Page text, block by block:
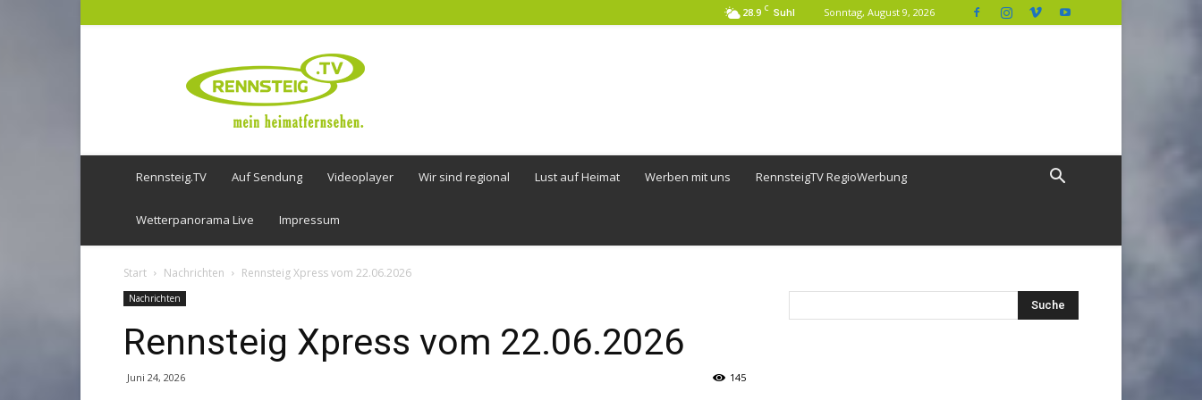
28.9 C Suhl Sonntag, August 9, 2026
Rennsteig.TV Auf Sendung Videoplayer Wir sind regional Lust auf Heimat Werben mit uns RennsteigTV RegioWerbung
Wetterpanorama Live Impressum
Start Nachrichten Rennsteig Xpress vom 22.06.2026
Nachrichten
Rennsteig Xpress vom 22.06.2026
Juni 24, 2026 145